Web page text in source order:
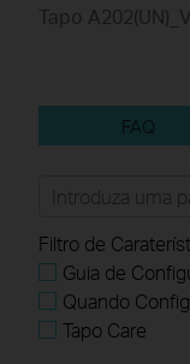
Tapo
FAQ
Filtro de
Guia de
Quando
Tapo Care